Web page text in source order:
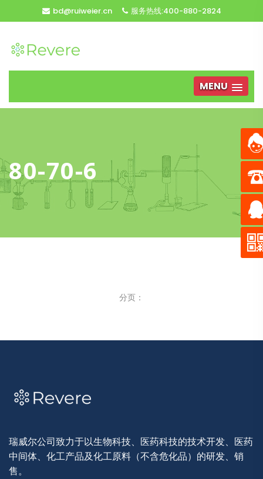
bd@ruiweier.cn 服务热线:400-880-2824
MENU
80-70-6
分页：
瑞威尔公司致力于以生物科技、医药科技的技术开发、医药
中间体、化工产品及化工原料（不含危化品）的研发、销
售。